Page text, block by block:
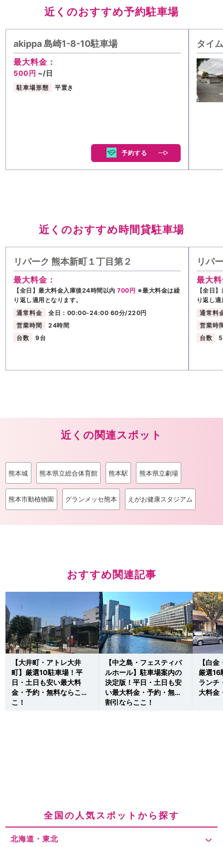
近くのおすすめ予約駐車場
akippa 島崎1-8-10駐車場
最大料金：
500円 ~/日
駐車場形態 平置き
予約する
タイ
近くのおすすめ時間貸駐車場
リパーク 熊本新町１丁目第２
最大料金：
【全日】最大料金入庫後24時間以内700円 ※最大料金は繰
り返し適用となります。
通常料金
全日：00:00-24:00 60分/220円
営業時間
24時間
台数
9台
リパ
最大
【全日
り返し
通常料
営業時
台数
近くの関連スポット
熊本城 熊本県立総合体育館 熊本駅 熊本県立劇場
熊本市動植物園 グランメッセ熊本 えがお健康スタジアム
おすすめ関連記事
【大井町・アトレ大井
町】厳選10駐車場！平
日・土日も安い最大料
金・予約・無料ならこ
こ！
【中之島・フェスティバ
ルホール】駐車場案内の
決定版！平日・土日も安
い最大料金・予約・無料
割引ならここ！
【白
厳選16
ランチ
大料金
全国の人気スポットから探す
北海道・東北